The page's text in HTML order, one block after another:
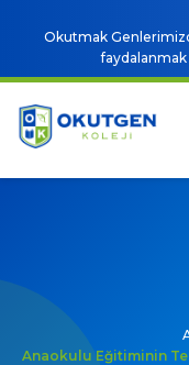
Okutmak
faydalanmak
Anaokulu Eğitiminin